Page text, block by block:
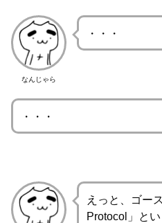
なんじゃら
・・・
・・・
えっと、ゴー
Protocol」と